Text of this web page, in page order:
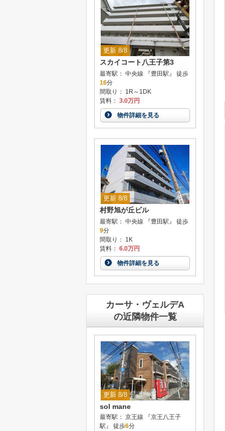
更新 8/8
スカイコート八王子第3
最寄駅： 中央線 『豊田駅』 徒歩
16分
間取り： 1R～1DK
賃料： 3.0万円
物件詳細を見る
更新 8/8
村野旭が丘ビル
最寄駅： 中央線 『豊田駅』 徒歩
9分
間取り： 1K
賃料： 6.0万円
物件詳細を見る
カーサ・ヴェルデA
の近隣物件一覧
更新 8/8
sol mane
最寄駅： 京王線 『京王八王子
駅』 徒歩6分